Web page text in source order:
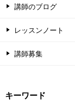
講師のブログ
レッスンノート
講師募集
キーワード